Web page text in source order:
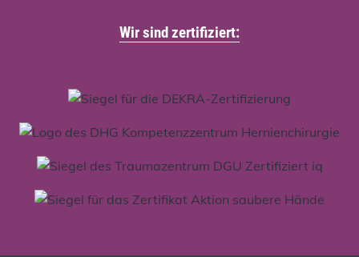
Wir sind zertifiziert: